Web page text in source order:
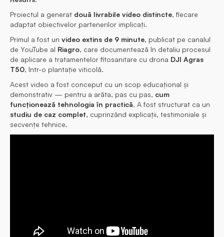
Proiectul a generat două livrabile video distincte, fiecare
adaptat obiectivelor partenerilor implicați.
Primul a fost un video extins de 9 minute, publicat pe canalul
de YouTube al Riagro, care documentează în detaliu procesul
de aplicare a tratamentelor fitosanitare cu drona DJI Agras
T50, într-o plantație viticolă.
Acest video a fost conceput cu un scop educațional și
demonstrativ — pentru a arăta, pas cu pas, cum
funcționează tehnologia în practică. A fost structurat ca un
studiu de caz complet, cuprinzând explicații, testimoniale și
secvențe tehnice.